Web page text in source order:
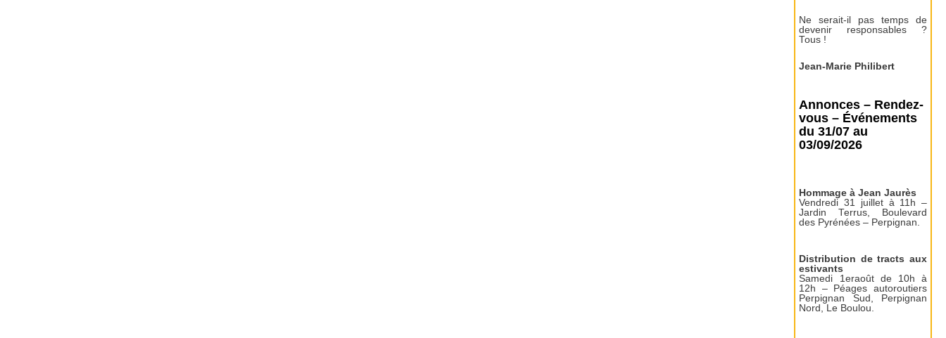
Ne serait-il pas temps de
devenir responsables ?
Tous !
Jean-Marie Philibert
Annonces – Rendez-
vous – Événements
du 31/07 au
03/09/2026
Hommage à Jean Jaurès
Vendredi 31 juillet à 11h –
Jardin Terrus, Boulevard
des Pyrénées – Perpignan.
Distribution de tracts aux
estivants
Samedi 1eraoût de 10h à
12h – Péages autoroutiers
Perpignan Sud, Perpignan
Nord, Le Boulou.